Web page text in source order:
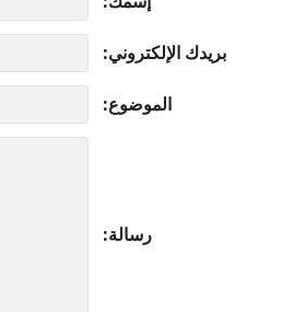
بريدك الإلكتروني
الموضوع
رسالة